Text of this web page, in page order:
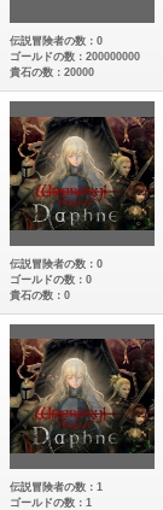
伝説冒険者の数：0
ゴールドの数：200000000
貴石の数：20000
伝説冒険者の数：0
ゴールドの数：0
貴石の数：0
伝説冒険者の数：1
ゴールドの数：1